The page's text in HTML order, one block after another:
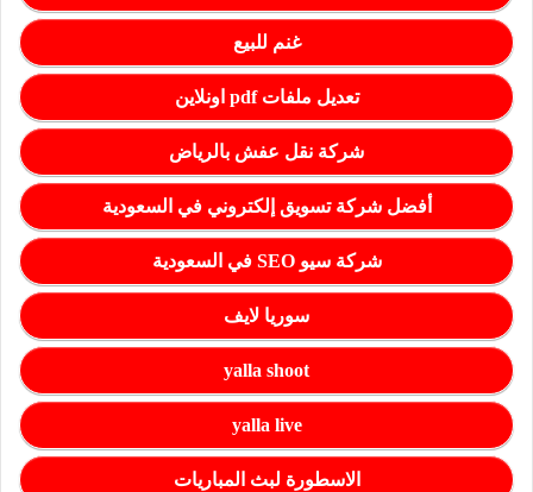
غنم للبيع
تعديل ملفات pdf اونلاين
شركة نقل عفش بالرياض
أفضل شركة تسويق إلكتروني في السعودية
شركة سيو SEO في السعودية
سوريا لايف
yalla shoot
yalla live
الاسطورة لبث المباريات